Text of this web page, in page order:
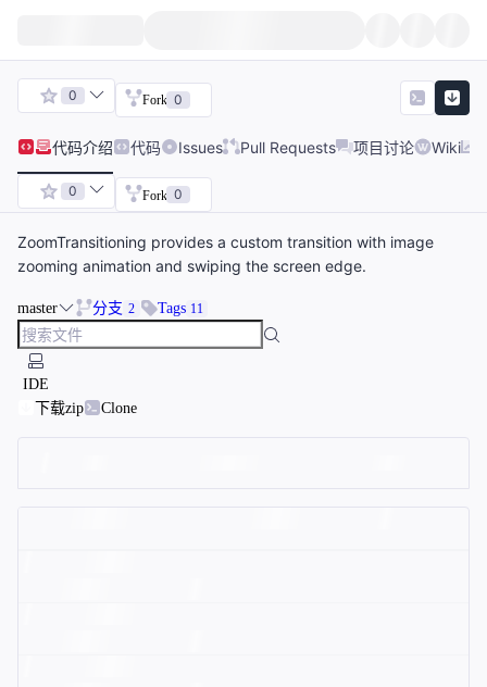
0 Fork 0
代码介绍 代码 Issues Pull Requests 项目讨论 Wiki
0 Fork 0
ZoomTransitioning provides a custom transition with image
zooming animation and swiping the screen edge.
master 分支 2 Tags 11
IDE
下载zip
Clone